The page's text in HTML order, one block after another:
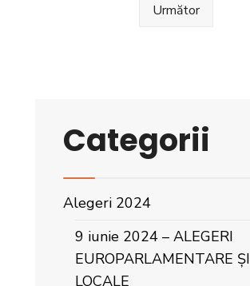
Următor
Categorii
Alegeri 2024
9 iunie 2024 – ALEGERI
EUROPARLAMENTARE ȘI
LOCALE